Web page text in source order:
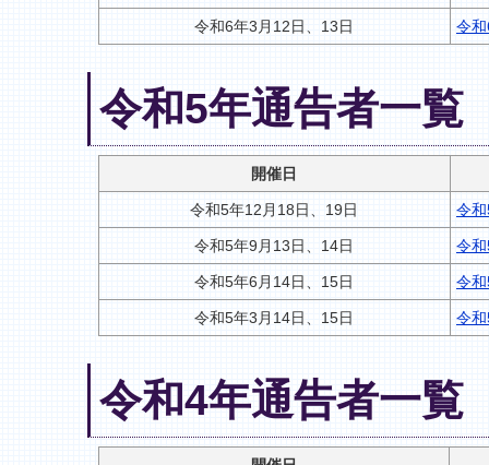
令和6年3月12日、13日 令
令和5年通告者一覧
開催日
令和5年12月18日、19日 令
令和5年9月13日、14日 令
令和5年6月14日、15日 令
令和5年3月14日、15日 令
令和4年通告者一覧